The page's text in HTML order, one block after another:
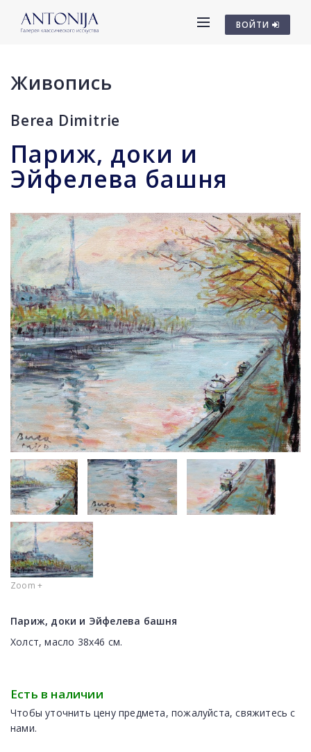
ВОЙТИ
Живопись
Berea Dimitrie
Париж, доки и
Эйфелева башня
Zoom +
Париж, доки и Эйфелева башня
Холст, масло 38х46 см.
Есть в наличии
Чтобы уточнить цену предмета, пожалуйста, свяжитесь с
нами.